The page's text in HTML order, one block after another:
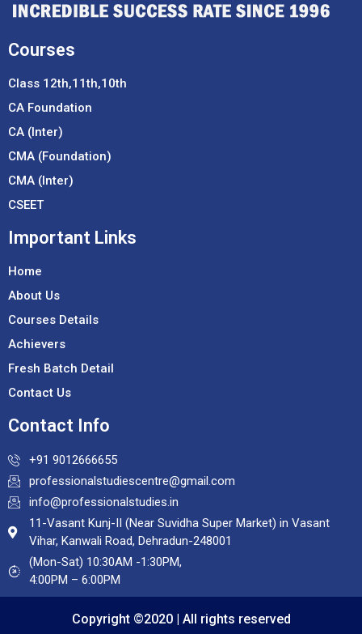
Courses
Class 12th,11th,10th
CA Foundation
CA (Inter)
CMA (Foundation)
CMA (Inter)
CSEET
Important Links
Home
About Us
Courses Details
Achievers
Fresh Batch Detail
Contact Us
Contact Info
+91 9012666655
professionalstudiescentre@gmail.com
info@professionalstudies.in
11-Vasant Kunj-II (Near Suvidha Super Market) in Vasant
Vihar, Kanwali Road, Dehradun-248001
(Mon-Sat) 10:30AM -1:30PM,
4:00PM – 6:00PM
Copyright ©2020 | All rights reserved